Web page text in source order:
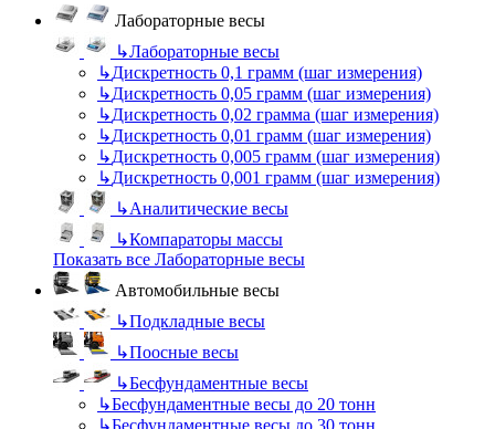
Лабораторные весы
↳Лабораторные весы
↳Дискретность 0,1 грамм (шаг измерения)
↳Дискретность 0,05 грамм (шаг измерения)
↳Дискретность 0,02 грамма (шаг измерения)
↳Дискретность 0,01 грамм (шаг измерения)
↳Дискретность 0,005 грамм (шаг измерения)
↳Дискретность 0,001 грамм (шаг измерения)
↳Аналитические весы
↳Компараторы массы
Показать все Лабораторные весы
Автомобильные весы
↳Подкладные весы
↳Поосные весы
↳Бесфундаментные весы
↳Бесфундаментные весы до 20 тонн
↳Бесфундаментные весы до 30 тонн